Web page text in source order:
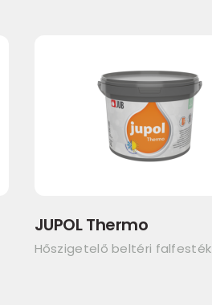
JUPOL Thermo
Hőszigetelő beltéri falfesték